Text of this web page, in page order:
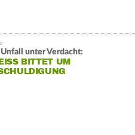
Unfall unter Verdacht:
BITTET UM E